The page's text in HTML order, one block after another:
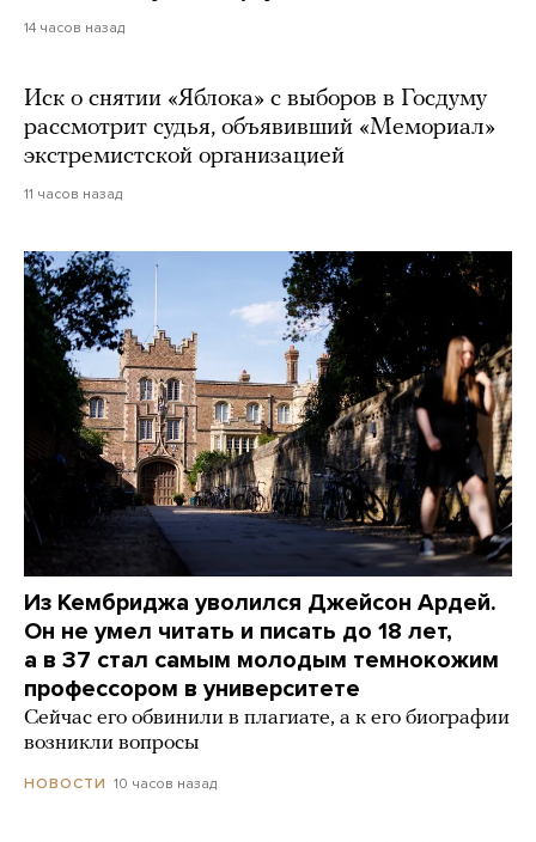
14 часов назад
Иск о снятии «Яблока» с выборов в Госдуму
рассмотрит судья, объявивший «Мемориал»
экстремистской организацией
11 часов назад
Из Кембриджа уволился Джейсон Ардей.
Он не умел читать и писать до 18 лет,
а в 37 стал самым молодым темнокожим
профессором в университете
Сейчас его обвинили в плагиате, а к его биографии
возникли вопросы
НОВОСТИ 10 часов назад